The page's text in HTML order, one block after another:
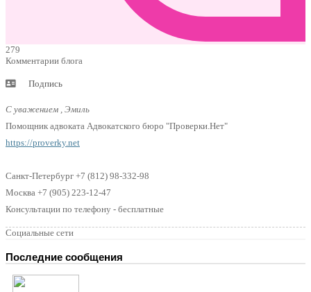
279
Комментарии блога
Подпись
С уважением , Эмиль
Помощник адвоката Адвокатского бюро "Проверки.Нет"
https://proverky.net
Санкт-Петербург +7 (812) 98-332-98
Москва +7 (905) 223-12-47
Консультации по телефону - бесплатные
Социальные сети
Последние сообщения